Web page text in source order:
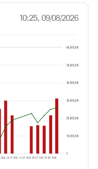
10:25, 09/08/2026